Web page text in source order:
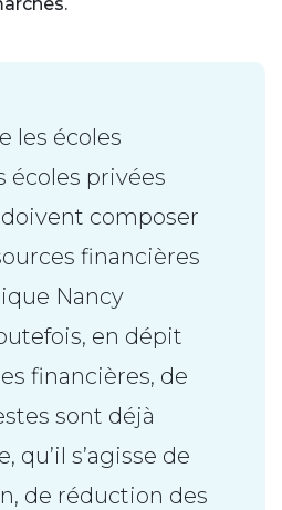
les écoles
écoles privées
composer
financières
Nancy
en dépit
financières, de
sont déjà
qu’il s’agisse de
de réduction des